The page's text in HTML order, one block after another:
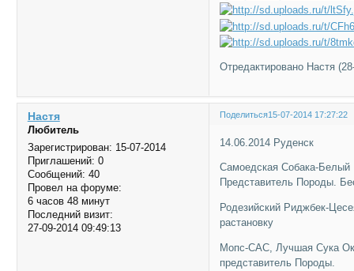
Отредактировано Настя
Поделиться15-07-2014 17:27:22
Настя
Любитель
Зарегистрирован: 15-07-2014
Приглашений: 0
Сообщений: 40
Провел на форуме:
6 часов 48 минут
Последний визит:
27-09-2014 09:49:13
14.06.2014 Руденск
Самоедская Собака-
Представитель Породы.
Родезийский Риджбек-
растановку
Мопс-САС, Лучшая Сука
представитель Породы.